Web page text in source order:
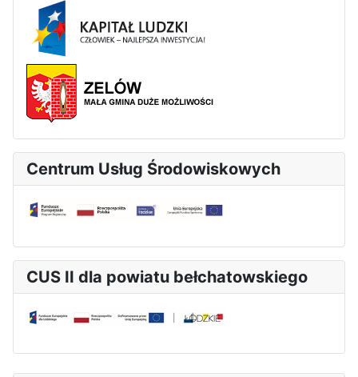
Centrum Usług Środowiskowych
CUS II dla powiatu bełchatowskiego